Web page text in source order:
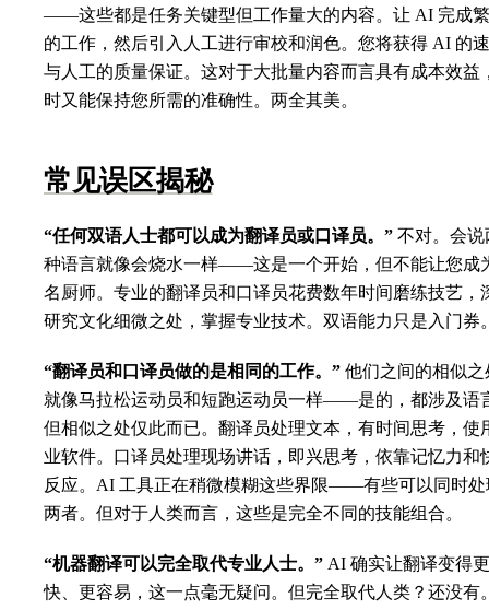
——这些都是任务关键型但工作量大的内容。让 AI 完成
的工作，然后引入人工进行审校和润色。您将获得 AI 的
与人工的质量保证。这对于大批量内容而言具有成本效益
时又能保持您所需的准确性。两全其美。
常见误区揭秘
“任何双语人士都可以成为翻译员或口译员。” 不对。会说
种语言就像会烧水一样——这是一个开始，但不能让您成
名厨师。专业的翻译员和口译员花费数年时间磨练技艺，
研究文化细微之处，掌握专业技术。双语能力只是入门券
“翻译员和口译员做的是相同的工作。” 他们之间的相似之
就像马拉松运动员和短跑运动员一样——是的，都涉及语
但相似之处仅此而已。翻译员处理文本，有时间思考，使
业软件。口译员处理现场讲话，即兴思考，依靠记忆力和
反应。AI 工具正在稍微模糊这些界限——有些可以同时处
两者。但对于人类而言，这些是完全不同的技能组合。
“机器翻译可以完全取代专业人士。” AI 确实让翻译变得更
快、更容易，这一点毫无疑问。但完全取代人类？还没有